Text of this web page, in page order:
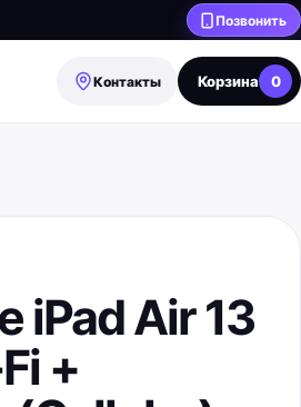
Позвонить
Контакты Корзина 0
iPad Air 13
+